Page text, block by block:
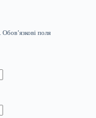
Обов’язкові поля